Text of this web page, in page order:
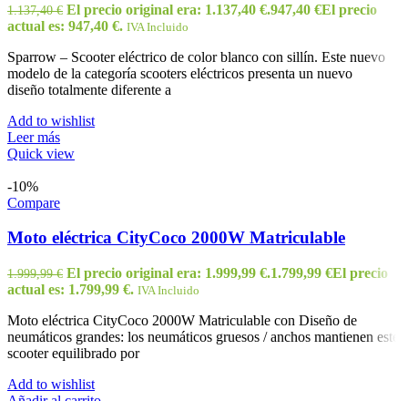
1.137,40€ El precio original era: 1.137,40 €.947,40 €El precio
actual es: 947,40 €. IVA Incluido
Sparrow – Scooter eléctrico de color blanco con sillín. Este nuevo
modelo de la categoría scooters eléctricos presenta un nuevo
diseño totalmente diferente a
Add to wishlist
Leer más
Quick view
-10%
Compare
Moto eléctrica CityCoco 2000W Matriculable
1.999,99€ El precio original era: 1.999,99 €.1.799,99 €El precio
actual es: 1.799,99 €. IVA Incluido
Moto eléctrica CityCoco 2000W Matriculable con Diseño de
neumáticos grandes: los neumáticos gruesos / anchos mantienen este
scooter equilibrado por
Add to wishlist